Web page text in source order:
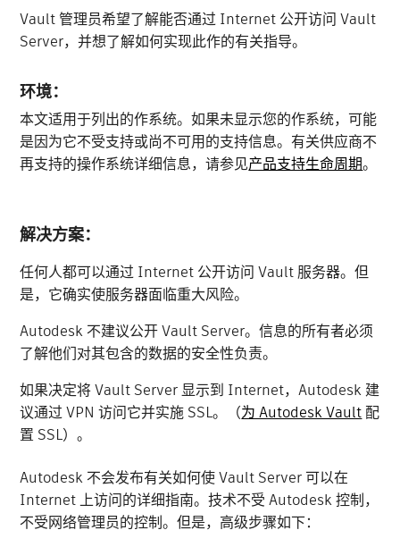
Vault 管理员希望了解能否通过 Internet 公开访问 Vault
Server，并想了解如何实现此作的有关指导。
环境：
本文适用于列出的作系统。如果未显示您的作系统，可能
是因为它不受支持或尚不可用的支持信息。有关供应商不
再支持的操作系统详细信息，请参见产品支持生命周期。
解决方案：
任何人都可以通过 Internet 公开访问 Vault 服务器。但
是，它确实使服务器面临重大风险。
Autodesk 不建议公开 Vault Server。信息的所有者必须
了解他们对其包含的数据的安全性负责。
如果决定将 Vault Server 显示到 Internet，Autodesk 建
议通过 VPN 访问它并实施 SSL。（为 Autodesk Vault 配
置 SSL）。
Autodesk 不会发布有关如何使 Vault Server 可以在
Internet 上访问的详细指南。技术不受 Autodesk 控制，
不受网络管理员的控制。但是，高级步骤如下：